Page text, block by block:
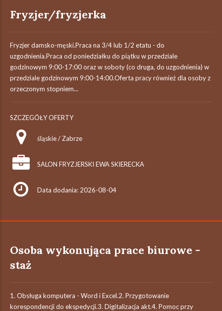
Fryzjer/fryzjerka
Fryzjer damsko-męski.Praca na 3/4 lub 1/2 etatu - do
uzgodnienia.Praca od poniedziałku do piątku w przedziale
godzinowym 9:00-17:00 oraz w soboty (co druga, do uzgodnienia) w
przedziale godzinowym 9:00-14:00.Oferta pracy również dla osoby z
orzeczonym stopniem...
SZCZEGÓŁY OFERTY
śląskie / Zabrze
SALON FRYZJERSKI EWA SKIERECKA
Data dodania: 2026-08-04
Osoba wykonująca prace biurowe -
staż
1. Obsługa komputera - Word i Excel.2. Przygotowanie
korespondencji do ekspedycji.3. Digitalizacja akt.4. Pomoc przy